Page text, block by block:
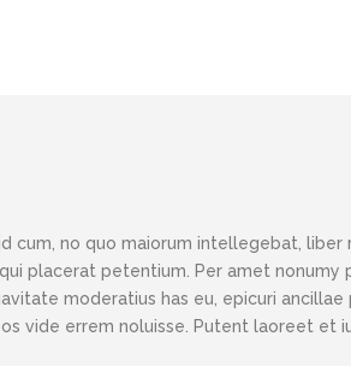
cum, no quo maiorum intellegebat,
placerat petentium. Per amet nonumy
moderatius has eu, epicuri
vide errem noluisse. Putent laoreet et